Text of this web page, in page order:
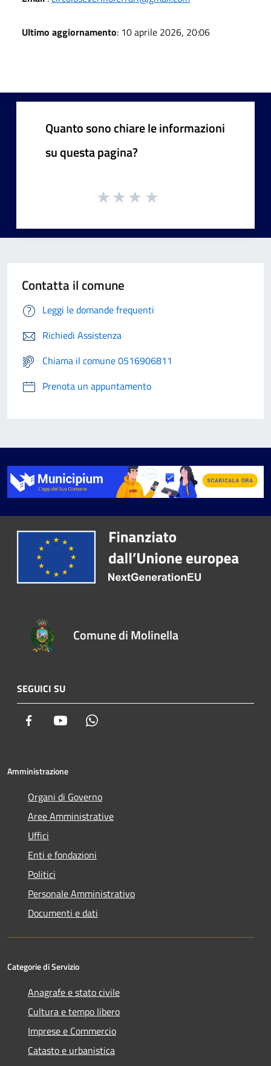
Ultimo aggiornamento: 10 aprile 2026, 20:06
Quanto sono chiare le informazioni
su questa pagina?
Contatta il comune
Leggi le domande frequenti
Richiedi Assistenza
Chiama il comune 0516906811
Prenota un appuntamento
Comune di Molinella
SEGUICI SU
Facebook Youtube
Amministrazione
Organi di Governo
Aree Amministrative
Uffici
Enti e fondazioni
Politici
Personale Amministrativo
Documenti e dati
Categorie di Servizio
Anagrafe e stato civile
Cultura e tempo libero
Imprese e Commercio
Catasto e urbanistica